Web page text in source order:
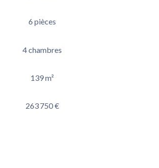
6 pièces
4 chambres
139 m²
263 750 €